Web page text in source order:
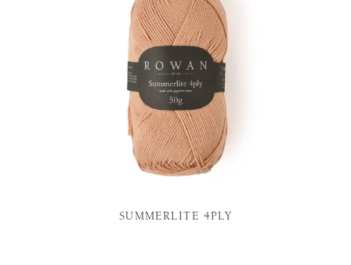
SUMMERLITE 4PLY